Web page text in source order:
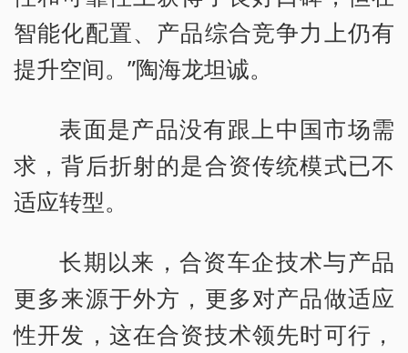
智能化配置、产品综合竞争力上仍有
提升空间。”陶海龙坦诚。
表面是产品没有跟上中国市场需
求，背后折射的是合资传统模式已不
适应转型。
长期以来，合资车企技术与产品
更多来源于外方，更多对产品做适应
性开发，这在合资技术领先时可行，